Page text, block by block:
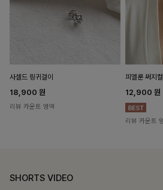
사셀드 링귀걸이
18,900 원
리뷰 카운트 영역
피엘룬 써지
12,900 원
리뷰 카운트
SHORTS VIDEO